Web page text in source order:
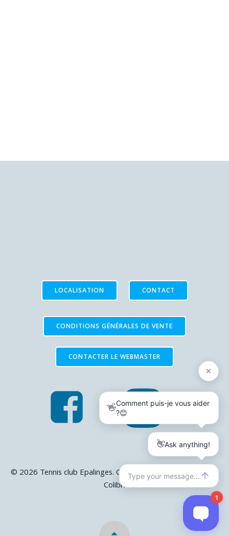
LOCALISATION CONTACT
CONDITIONS GÉNÉRALES DE VENTE
CONTACTER LE WEBMASTER
© 2026 Tennis club Epalinges. Created using WordPress and
Colibri